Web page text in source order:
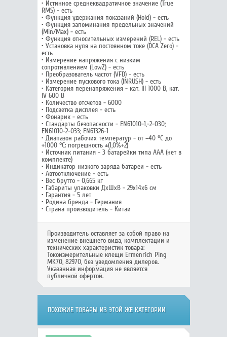
• Истинное среднеквадратичное значение (True
RMS) - есть
• Функция удержания показаний (Hold) - есть
• Функция запоминания предельных значений
(Min/Max) - есть
• Функция относительных измерений (REL) - есть
• Установка нуля на постоянном токе (DCA Zero) -
есть
• Измерение напряжения с низким
сопротивлением (LowZ) - есть
• Преобразователь частот (VFD) - есть
• Измерение пускового тока (INRUSH) - есть
• Категория перенапряжения - кат. III 1000 В, кат.
IV 600 В
• Количество отсчетов - 6000
• Подсветка дисплея - есть
• Фонарик - есть
• Стандарты безопасности - EN61010-1,-2-030;
EN61010-2-033; EN61326-1
• Диапазон рабочих температур - от –40 °С до
+1000 °C: погрешность ±(1,0%+2)
• Источник питания - 3 батарейки типа AAA (нет в
комплекте)
• Индикатор низкого заряда батареи - есть
• Автоотключение - есть
• Вес брутто - 0,665 кг
• Габариты упаковки ДхШхВ - 29x14x6 см
• Гарантия - 5 лет
• Родина бренда - Германия
• Страна производитель - Китай
Производитель оставляет за собой право на
изменение внешнего вида, комплектации и
технических характеристик товара:
Токоизмерительные клещи Ermenrich Ping
MK70, 82970, без уведомления дилеров.
Указанная информация не является
публичной офертой.
ПОХОЖИЕ ТОВАРЫ ИЗ ЭТОЙ ЖЕ КАТЕГОРИИ